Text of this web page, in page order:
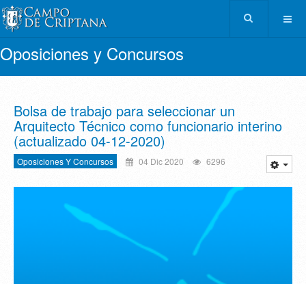
Oposiciones y Concursos
Bolsa de trabajo para seleccionar un
Arquitecto Técnico como funcionario interino
(actualizado 04-12-2020)
Oposiciones Y Concursos 04 Dic 2020 6296